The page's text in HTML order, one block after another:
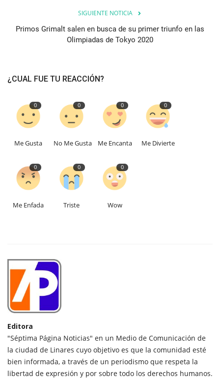
SIGUIENTE NOTICIA
Primos Grimalt salen en busca de su primer triunfo en las
Olimpiadas de Tokyo 2020
¿CUAL FUE TU REACCIÓN?
0
Me Gusta
0
No Me Gusta
0
Me Encanta
0
Me Divierte
0
Me Enfada
0
Triste
0
Wow
Editora
"Séptima Página Noticias" en un Medio de Comunicación de
la ciudad de Linares cuyo objetivo es que la comunidad esté
bien informada, a través de un periodismo que respeta la
libertad de expresión y por sobre todo los derechos humanos.